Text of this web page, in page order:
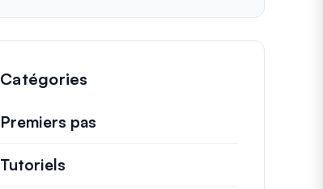
Catégories
Premiers pas
Tutoriels